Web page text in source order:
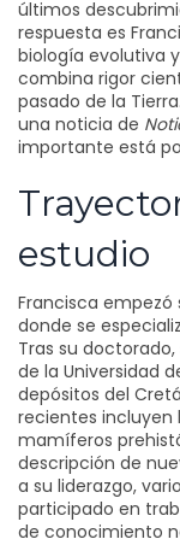
últimos
respuesta es
biología evolutiva
combina rigor
pasado de la
una noticia de
importante está
estudio
Francisca empezó
donde se
Tras su
de la Universidad
depósitos del
recientes incluyen
mamíferos
descripción de
a su liderazgo,
participado en
de conocimiento